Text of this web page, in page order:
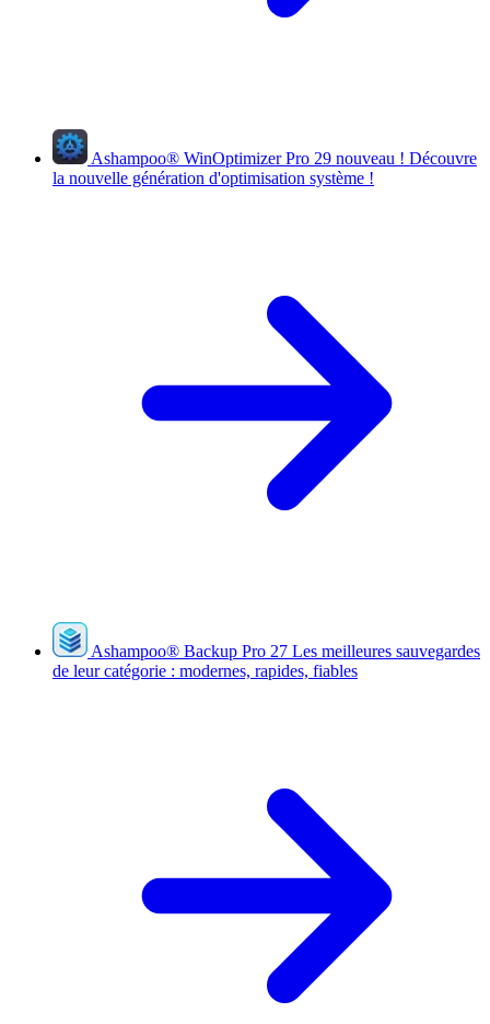
Ashampoo® WinOptimizer Pro 29 nouveau ! Découvre
la nouvelle génération d'optimisation système !
Ashampoo® Backup Pro 27 Les meilleures sauvegardes
de leur catégorie : modernes, rapides, fiables